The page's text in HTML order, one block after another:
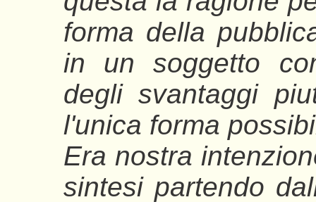
forma della
in un soggetto
degli svantaggi
l'unica forma
Era nostra
sintesi partendo